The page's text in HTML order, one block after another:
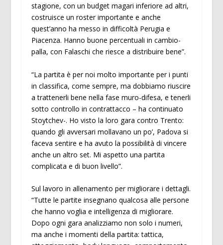
stagione, con un budget magari inferiore ad altri,
costruisce un roster importante e anche
quest’anno ha messo in difficoltà Perugia e
Piacenza. Hanno buone percentuali in cambio-
palla, con Falaschi che riesce a distribuire bene”.
“La partita è per noi molto importante per i punti
in classifica, come sempre, ma dobbiamo riuscire
a trattenerli bene nella fase muro-difesa, e tenerli
sotto controllo in contrattacco – ha continuato
Stoytchev-. Ho visto la loro gara contro Trento:
quando gli avversari mollavano un po’, Padova si
faceva sentire e ha avuto la possibilità di vincere
anche un altro set. Mi aspetto una partita
complicata e di buon livello”.
Sul lavoro in allenamento per migliorare i dettagli.
“Tutte le partite insegnano qualcosa alle persone
che hanno voglia e intelligenza di migliorare.
Dopo ogni gara analizziamo non solo i numeri,
ma anche i momenti della partita: tattica,